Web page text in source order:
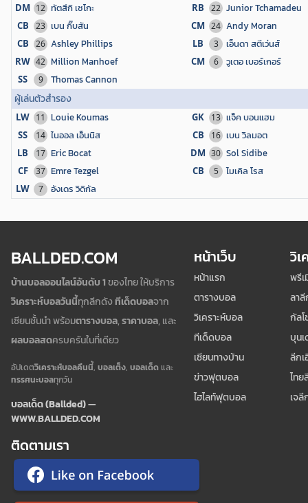
DM 12 ทัตสึกิ เซโกะ RB 22 Junior Tchamadeu
CB 23 เบน กิ๊บสัน CM 24 Andy Moran
CB 26 Ashley Phillips LB 3 เอ็นดา สตีเว่นส์
RW 42 Million Manhoef CM 6 วูเตอ เบอร์เกอร์
SS 9 Thomas Cannon
ผู้เล่นตัวสำรอง
LW 11 Louie Koumas GK 13 แจ็ค บอนแฮม
SS 14 ไนออล เอ็นนิส CB 16 เบน วิลมอต
LB 17 Eric Bocat DM 30 Sol Sidibe
CF 37 Emre Tezgel CB 5 ไมเคิล โรส
LW 7 อังเดร วิดิกัล
BALLDED.COM
บ้านบอลออนไลน์อันดับ 1ของไทย ให้บริการ
วิเคราะห์บอลวันนี้ทุกลีกดังทีเด็ดบอลจาก
เซียนชั้นนำ พร้อมตารางบอล,ราคาบอล, และ
ผลบอลสดครบครันในที่เดียว
อัปเดตวิเคราะห์บอลคืนนี้, บอลเต็ง, บอลเด็ดและ
ทรรศนะบอลทุกวัน
บอลเด็ด (Ballded) —
WWW.BALLDED.COM
หน้าเว็บ
หน้าแรก
ตารางบอล
วิเคราะห์บอล
ทีเด็ดบอล
เซียนทางบ้าน
ข่าวฟุตบอล
ไฮไลท์ฟุตบอล
วิเ
พรี
ลาลี
กัลโ
บุน
ลีก
ไทย
เจลี
ติดตามเรา